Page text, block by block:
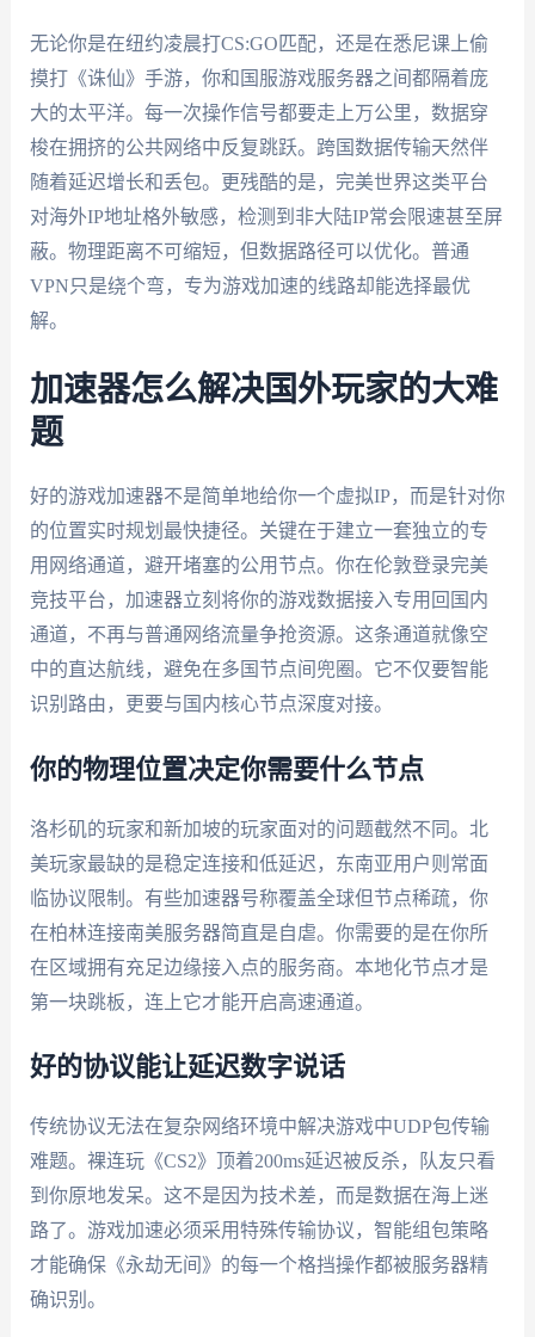
无论你是在纽约凌晨打CS:GO匹配，还是在悉尼课上偷
摸打《诛仙》手游，你和国服游戏服务器之间都隔着庞
大的太平洋。每一次操作信号都要走上万公里，数据穿
梭在拥挤的公共网络中反复跳跃。跨国数据传输天然伴
随着延迟增长和丢包。更残酷的是，完美世界这类平台
对海外IP地址格外敏感，检测到非大陆IP常会限速甚至屏
蔽。物理距离不可缩短，但数据路径可以优化。普通
VPN只是绕个弯，专为游戏加速的线路却能选择最优
解。
加速器怎么解决国外玩家的大难
题
好的游戏加速器不是简单地给你一个虚拟IP，而是针对你
的位置实时规划最快捷径。关键在于建立一套独立的专
用网络通道，避开堵塞的公用节点。你在伦敦登录完美
竞技平台，加速器立刻将你的游戏数据接入专用回国内
通道，不再与普通网络流量争抢资源。这条通道就像空
中的直达航线，避免在多国节点间兜圈。它不仅要智能
识别路由，更要与国内核心节点深度对接。
你的物理位置决定你需要什么节点
洛杉矶的玩家和新加坡的玩家面对的问题截然不同。北
美玩家最缺的是稳定连接和低延迟，东南亚用户则常面
临协议限制。有些加速器号称覆盖全球但节点稀疏，你
在柏林连接南美服务器简直是自虐。你需要的是在你所
在区域拥有充足边缘接入点的服务商。本地化节点才是
第一块跳板，连上它才能开启高速通道。
好的协议能让延迟数字说话
传统协议无法在复杂网络环境中解决游戏中UDP包传输
难题。裸连玩《CS2》顶着200ms延迟被反杀，队友只看
到你原地发呆。这不是因为技术差，而是数据在海上迷
路了。游戏加速必须采用特殊传输协议，智能组包策略
才能确保《永劫无间》的每一个格挡操作都被服务器精
确识别。